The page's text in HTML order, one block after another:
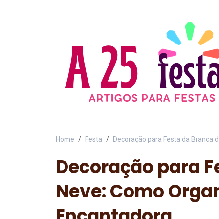
Home Festa Decoração para Festa da Branca
Decoração para
Neve: Como